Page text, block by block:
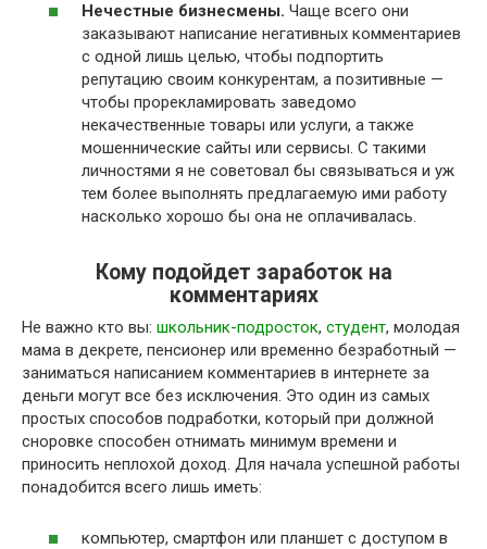
Нечестные бизнесмены. Чаще всего они
заказывают написание негативных комментариев
с одной лишь целью, чтобы подпортить
репутацию своим конкурентам, а позитивные —
чтобы прорекламировать заведомо
некачественные товары или услуги, а также
мошеннические сайты или сервисы. С такими
личностями я не советовал бы связываться и уж
тем более выполнять предлагаемую ими работу
насколько хорошо бы она не оплачивалась.
Кому подойдет заработок на
комментариях
Не важно кто вы: школьник-подросток, студент, молодая
мама в декрете, пенсионер или временно безработный —
заниматься написанием комментариев в интернете за
деньги могут все без исключения. Это один из самых
простых способов подработки, который при должной
сноровке способен отнимать минимум времени и
приносить неплохой доход. Для начала успешной работы
понадобится всего лишь иметь:
компьютер, смартфон или планшет с доступом в